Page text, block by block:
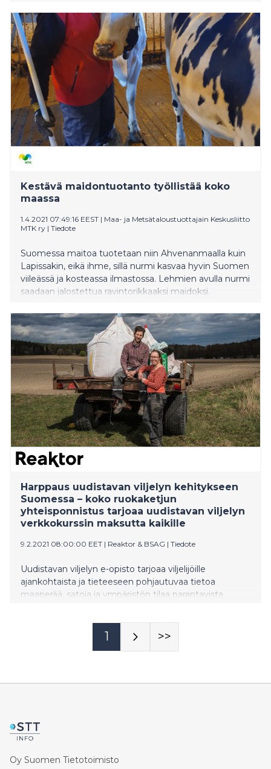
Kestävä maidontuotanto työllistää koko
maassa
1.4.2021 07:49:16 EEST | Maa- ja Metsätaloustuottajain Keskusliitto
MTK ry | Tiedote
Suomessa maitoa tuotetaan niin Ahvenanmaalla kuin
Lapissakin, eikä ihme, sillä nurmi kasvaa hyvin Suomen
viileässä ja kosteassa ilmastossa. Lehmien avulla nurmi
saadaan jalostettua ravintorikkaaksi maidoksi.
huolehtimalla siitä, että kotikunnan hankinnat tukevat
aluetaloutta, työllistät ja edistät suomalaisen
maaseudun elinvoimaa sekä maidontuotannon
kestävää kehitystä. *** Suomalainen maito on
ylpeydenaihe. Se on erittäin korkealaatuista. Jopa 97
prosenttia tuotetusta maidosta kuuluu korkeimpaan
laatuluokkaan. Lehmien hyvä terveys näkyy
erinomaisena maidon laatuna.
Harppaus uudistavan viljelyn kehitykseen
Suomessa – koko ruokaketjun
yhteisponnistus tarjoaa uudistavan viljelyn
verkkokurssin maksutta kaikille
9.2.2021 08:00:00 EET | Reaktor & BSAG | Tiedote
Uudistavan viljelyn e-opisto tarjoaa viljelijöille
ajankohtaista ja tieteeseen pohjautuvaa tietoa
maaperää, satoja ja ympäristön tilaa parantavista
design- ja teknologiayhtiö Reaktorin vetämä
suomalaisen ruokaketjun toimijoiden kanssa.
1 >>
Oy Suomen Tietotoimisto